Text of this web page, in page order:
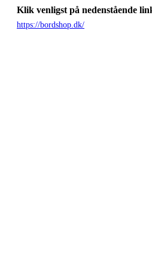
Klik venligst på nedenstående
https://bordshop.dk/